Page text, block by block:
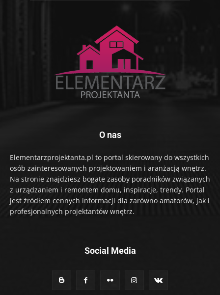
O nas
Elementarzprojektanta.pl to portal skierowany do wszystkich
osób zainteresowanych projektowaniem i aranżacją wnętrz.
Na stronie znajdziesz bogate zasoby poradników związanych
z urządzaniem i remontem domu, inspiracje, trendy. Portal
jest źródłem cennych informacji dla zarówno amatorów, jak i
profesjonalnych projektantów wnętrz.
Social Media